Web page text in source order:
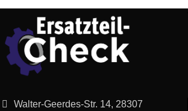
Walter-Geerdes-Str. 14, 28307